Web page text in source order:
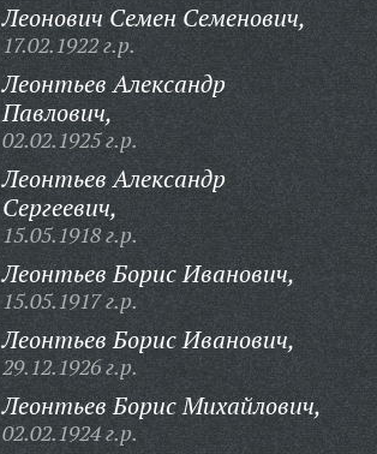
Леонович Семен Семенович,
17.02.1922 г.р.
Леонтьев Александр
Павлович,
02.02.1925 г.р.
Леонтьев Александр
Сергеевич,
15.05.1918 г.р.
Леонтьев Борис Иванович,
15.05.1917 г.р.
Леонтьев Борис Иванович,
29.12.1926 г.р.
Леонтьев Борис Михайлович,
02.02.1924 г.р.